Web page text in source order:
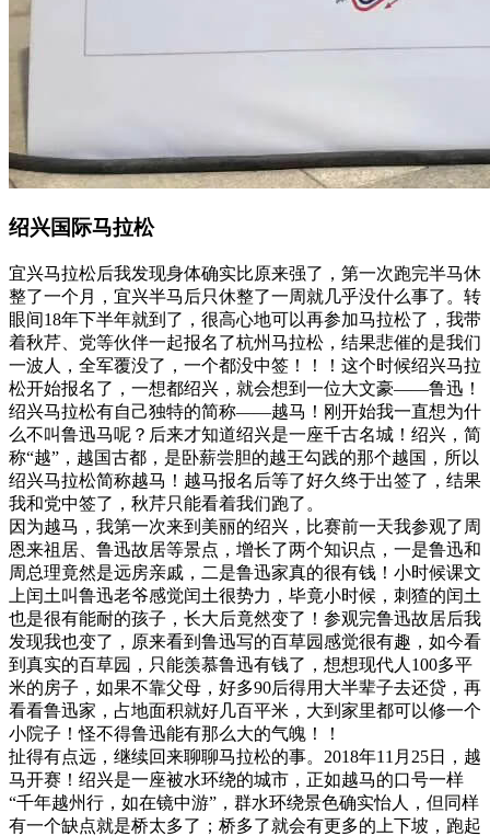
绍兴国际马拉松
宜兴马拉松后我发现身体确实比原来强了，第一次跑完半马休
整了一个月，宜兴半马后只休整了一周就几乎没什么事了。转
眼间18年下半年就到了，很高心地可以再参加马拉松了，我带
着秋芹、党等伙伴一起报名了杭州马拉松，结果悲催的是我们
一波人，全军覆没了，一个都没中签！！！这个时候绍兴马拉
松开始报名了，一想都绍兴，就会想到一位大文豪——鲁迅！
绍兴马拉松有自己独特的简称——越马！刚开始我一直想为什
么不叫鲁迅马呢？后来才知道绍兴是一座千古名城！绍兴，简
称“越”，越国古都，是卧薪尝胆的越王勾践的那个越国，所以
绍兴马拉松简称越马！越马报名后等了好久终于出签了，结果
我和党中签了，秋芹只能看着我们跑了。
因为越马，我第一次来到美丽的绍兴，比赛前一天我参观了周
恩来祖居、鲁迅故居等景点，增长了两个知识点，一是鲁迅和
周总理竟然是远房亲戚，二是鲁迅家真的很有钱！小时候课文
上闰土叫鲁迅老爷感觉闰土很势力，毕竟小时候，刺猹的闰土
也是很有能耐的孩子，长大后竟然变了！参观完鲁迅故居后我
发现我也变了，原来看到鲁迅写的百草园感觉很有趣，如今看
到真实的百草园，只能羡慕鲁迅有钱了，想想现代人100多平
米的房子，如果不靠父母，好多90后得用大半辈子去还贷，再
看看鲁迅家，占地面积就好几百平米，大到家里都可以修一个
小院子！怪不得鲁迅能有那么大的气魄！！
扯得有点远，继续回来聊聊马拉松的事。2018年11月25日，越
马开赛！绍兴是一座被水环绕的城市，正如越马的口号一样
“千年越州行，如在镜中游”，群水环绕景色确实怡人，但同样
有一个缺点就是桥太多了；桥多了就会有更多的上下坡，跑起